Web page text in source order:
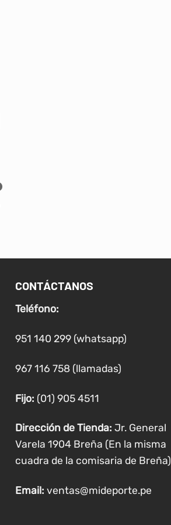
CONTÁCTANOS
Teléfono:
951 140 299 (whatsapp)
967 116 758 (llamadas)
Fijo: (01) 905 4511
Dirección de Tienda: Jr. General
Varela 1904 Breña (En la misma
cuadra de la comisaria de Breña)
Email: ventas@mideporte.pe